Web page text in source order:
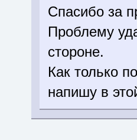
Спасибо за
Проблему
стороне.
Как только
напишу в